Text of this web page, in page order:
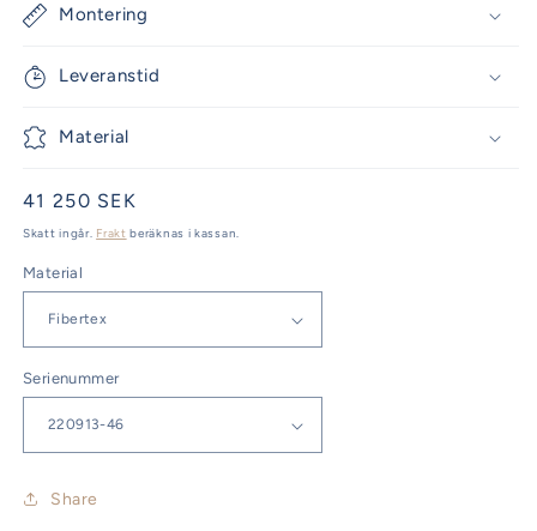
Montering
Leveranstid
Material
Ordinarie
pris
41 250 SEK
Skatt ingår. Frakt beräknas i kassan.
Material
Serienummer
Share